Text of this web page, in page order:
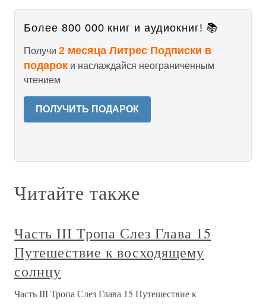
Более 800 000 книг и аудиокниг! 📚
Получи 2 месяца Литрес Подписки в
подарок и наслаждайся неограниченным
чтением
ПОЛУЧИТЬ ПОДАРОК
Читайте также
Часть III Тропа Слез Глава 15
Путешествие к восходящему
солнцу
Часть III Тропа Слез Глава 15 Путешествие к